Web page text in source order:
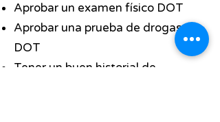
Aprobar un examen físico DOT
Aprobar una prueba de drogas
DOT
Tener un buen historial de